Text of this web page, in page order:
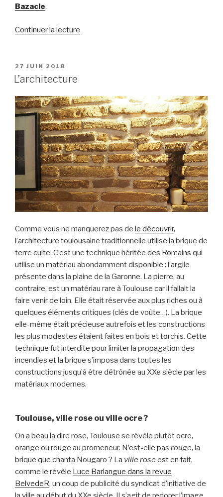
Bazacle.
Continuer la lecture
PUBLIÉ
LE
27 JUIN 2018
L’architecture
Comme vous ne manquerez pas de le découvrir,
l’architecture toulousaine traditionnelle utilise la brique de
terre cuite. C’est une technique héritée des Romains qui
utilise un matériau abondamment disponible : l’argile
présente dans la plaine de la Garonne. La pierre, au
contraire, est un matériau rare à Toulouse car il fallait la
faire venir de loin. Elle était réservée aux plus riches ou à
quelques éléments critiques (clés de voûte…). La brique
elle-même était précieuse autrefois et les constructions
les plus modestes étaient faites en bois et torchis. Cette
technique fut interdite pour limiter la propagation des
incendies et la brique s’imposa dans toutes les
constructions jusqu’à être détrônée au XXe siècle par les
matériaux modernes.
Toulouse, ville rose ou ville ocre ?
On a beau la dire rose, Toulouse se révèle plutôt ocre,
orange ou rouge au promeneur. N’est-elle pas rouge, la
brique que chanta Nougaro ? La ville rose est en fait,
comme le révèle Luce Barlangue dans la revue
BelvedeR, un coup de publicité du syndicat d’initiative de